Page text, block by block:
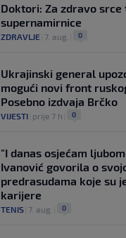
Doktori: Za zdravo
supernamirnice
ZDRAVLJE 7. aug. 0
Ukrajinski general
mogući novi front
Posebno izdvaja Brčko
VIJESTI prije 7 h 0
"I danas osjećam
Ivanović govorila o
predrasudama koje su
karijere
TENIS 7. aug. 0